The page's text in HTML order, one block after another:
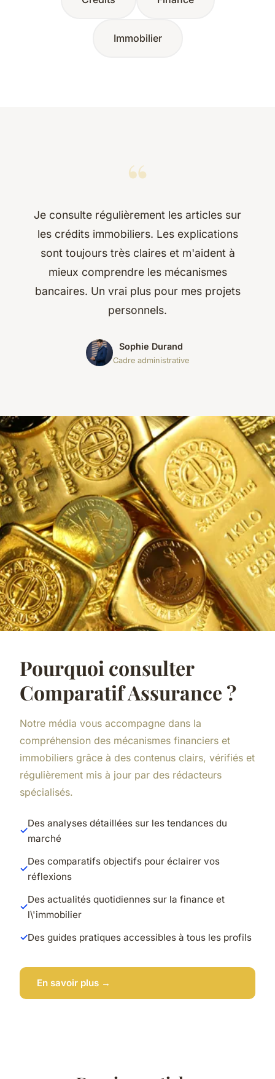
Immobilier
“
Je consulte régulièrement les articles sur
les crédits immobiliers. Les explications
sont toujours très claires et m'aident à
mieux comprendre les mécanismes
bancaires. Un vrai plus pour mes projets
personnels.
Sophie Durand
Cadre administrative
Pourquoi consulter
Comparatif Assurance ?
Notre média vous accompagne dans la
compréhension des mécanismes financiers et
immobiliers grâce à des contenus clairs, vérifiés et
régulièrement mis à jour par des rédacteurs
spécialisés.
Des analyses détaillées sur les tendances du
marché
Des comparatifs objectifs pour éclairer vos
réflexions
Des actualités quotidiennes sur la finance et
l\'immobilier
Des guides pratiques accessibles à tous les profils
En savoir plus →